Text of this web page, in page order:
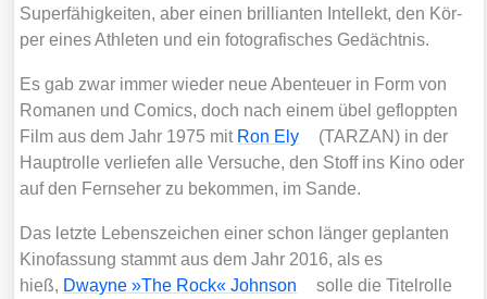
Super­fä­hig­kei­ten, aber einen bril­li­an­ten Intel­lekt, den Kör­
per eines Ath­le­ten und ein foto­gra­fi­sches Gedächt­nis.
Es gab zwar immer wie­der neue Aben­teu­er in Form von
Roma­nen und Comics, doch nach einem übel geflopp­ten
Film aus dem Jahr 1975 mit Ron Ely
(TARZAN) in der
Haupt­rol­le ver­lie­fen alle Ver­su­che, den Stoff ins Kino oder
auf den Fern­se­her zu bekom­men, im San­de.
Das letz­te Lebens­zei­chen einer schon län­ger geplan­ten
Kino­fas­sung stammt aus dem Jahr 2016, als es
hieß, Dway­ne »The Rock« John­son
sol­le die Titel­rol­le